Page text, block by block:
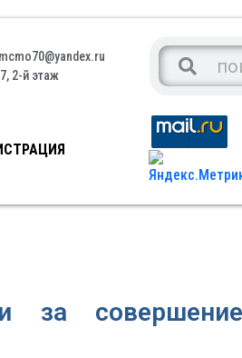
mcmo70@yandex.ru
2-й этаж
за